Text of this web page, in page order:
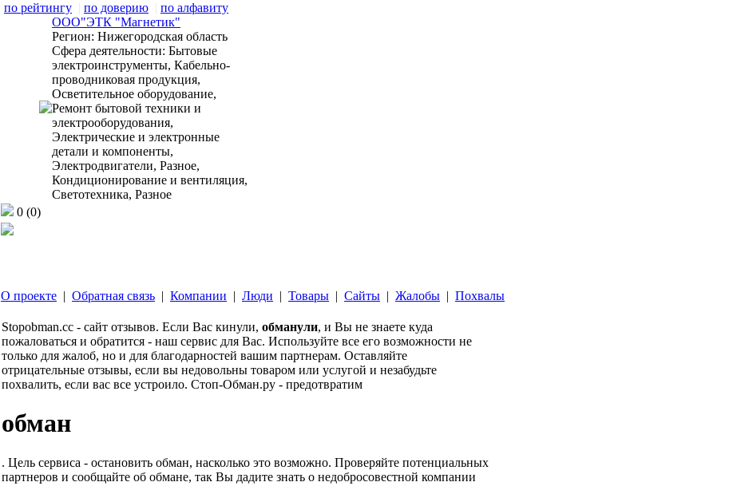
по рейтингу | по доверию | по алфавиту
ООО"ЭТК "Магнетик"
Регион: Нижегородская область
Сфера деятельности: Бытовые
электроинструменты, Кабельно-
проводниковая продукция,
Осветительное оборудование,
Ремонт бытовой техники и
электрооборудования,
Электрические и электронные
детали и компоненты,
Электродвигатели, Разное,
Кондиционирование и вентиляция,
Светотехника, Разное
0 (0)
О проекте | Обратная связь | Компании | Люди | Товары | Сайты | Жалобы | Похвалы
Stopobman.cc - сайт отзывов. Если Вас кинули, обманули, и Вы не знаете куда
пожаловаться и обратится - наш сервис для Вас. Используйте все его возможности не
только для жалоб, но и для благодарностей вашим партнерам. Оставляйте
отрицательные отзывы, если вы недовольны товаром или услугой и незабудьте
похвалить, если вас все устроило. Стоп-Обман.ру - предотвратим
обман
. Цель сервиса - остановить обман, насколько это возможно. Проверяйте потенциальных
партнеров и сообщайте об обмане, так Вы дадите знать о недобросовестной компании